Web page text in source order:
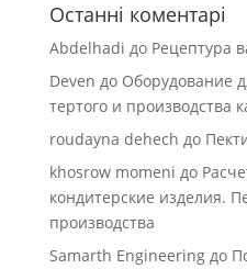
Останні коментарі
Abdelhadi до Рецептура
Deven до Оборудование
тертого и производства
roudayna dehech до
khosrow momeni до
кондитерские изделия.
производства
Samarth Engineeringдо